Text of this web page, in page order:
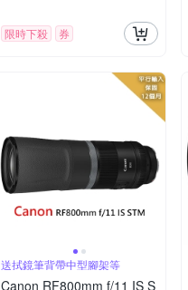
限時下殺 券
送拭鏡筆背帶中型腳架等
Canon RF800mm f/11 IS S